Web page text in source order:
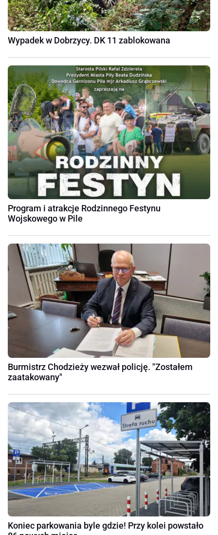
Wypadek w Dobrzycy. DK 11 zablokowana
Program i atrakcje Rodzinnego Festynu
Wojskowego w Pile
Burmistrz Chodzieży wezwał policję. "Zostałem
zaatakowany"
Koniec parkowania byle gdzie! Przy kolei powstało